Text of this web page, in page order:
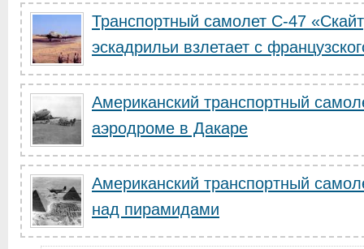
Транспортный самолет С-47
эскадрильи взлетает с
Американский транспортный
аэродроме в Дакаре
Американский транспортный
над пирамидами